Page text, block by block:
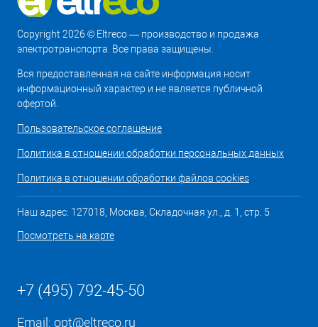
Copyright 2026 © Eltreco — производство и продажа
электротранспорта. Все права защищены.
Вся предоставленная на сайте информация носит
информационный характер и не является публичной
офертой.
Пользовательское соглашение
Политика в отношении обработки персональных данных
Политика в отношении обработки файлов cookies
Наш адрес: 127018, Москва, Складочная ул., д. 1, стр. 5
Посмотреть на карте
+7 (495) 792-45-50
Email: opt@eltreco.ru